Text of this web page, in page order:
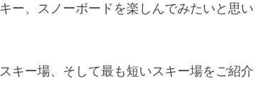
ー、スノーボードを楽しんでみたいと思い
キー場、そして最も短いスキー場をご紹介